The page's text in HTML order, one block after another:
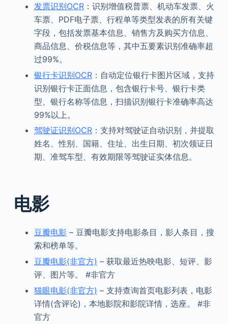
发票识别OCR：识别增值税普票、机动车发票、火
车票、PDF电子票、行程单等类型发表的所有关键
字段，包括发票基本信息、销售方及购买方信息、
商品信息、价税信息等，其中五要素识别准确率超
过99%。
银行卡识别OCR：自动定位银行卡图片区域，支持
识别银行卡正面信息，包含银行卡号、银行卡类
型、银行名称等信息，扫描识别银行卡准确率高达
99%以上。
驾驶证识别OCR：支持对驾驶证自动识别，并提取
姓名、性别、国籍、住址、出生日期、初次领证日
期、准驾车型、有效期限等驾驶证实体信息。
电影
豆瓣电影– 豆瓣电影支持电影条目，影人条目，搜
索和榜单等。
豆瓣电影(非官方) – 获取最近热映电影、短评、影
评、图片等。 #非官方
猫眼电影(非官方) – 支持查询首页电影列表，电影
详情(含评论)，本地影院和影院详情，选座。 #非
官方